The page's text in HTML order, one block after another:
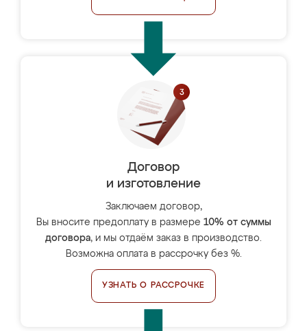
Договор
и изготовление
Заключаем договор,
Вы вносите предоплату в размере 10% от суммы
договора, и мы отдаём заказ в производство.
Возможна оплата в рассрочку без %.
УЗНАТЬ О РАССРОЧКЕ